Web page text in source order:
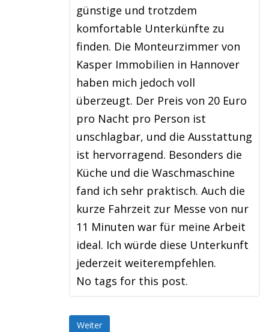
günstige und trotzdem
komfortable Unterkünfte zu
finden. Die Monteurzimmer von
Kasper Immobilien in Hannover
haben mich jedoch voll
überzeugt. Der Preis von 20 Euro
pro Nacht pro Person ist
unschlagbar, und die Ausstattung
ist hervorragend. Besonders die
Küche und die Waschmaschine
fand ich sehr praktisch. Auch die
kurze Fahrzeit zur Messe von nur
11 Minuten war für meine Arbeit
ideal. Ich würde diese Unterkunft
jederzeit weiterempfehlen.
No tags for this post.
Weiter